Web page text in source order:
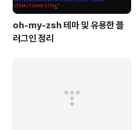
oh-my-zsh 테마 및 유용한 플
러그인 정리